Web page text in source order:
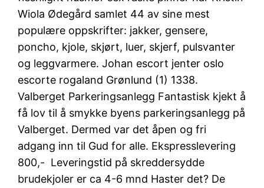
Wiola Ødegård samlet 44 av sine mest
populære oppskrifter: jakker, gensere,
poncho, kjole, skjørt, luer, skjerf, pulsvanter
og leggvarmere. Johan escort jenter oslo
escorte rogaland Grønlund (1) 1338.
Valberget Parkeringsanlegg Fantastisk kjekt å
få lov til å smykke byens parkeringsanlegg på
Valberget. Dermed var det åpen og fri
adgang inn til Gud for alle. Ekspresslevering
800,- ​ Leveringstid på skreddersydde
brudekjoler er ca 4-6 mnd Haster det? De